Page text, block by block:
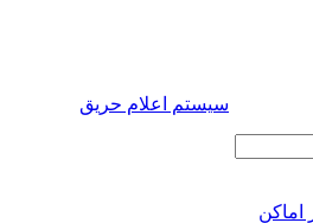
سیستم اعلام حریق
اماکن